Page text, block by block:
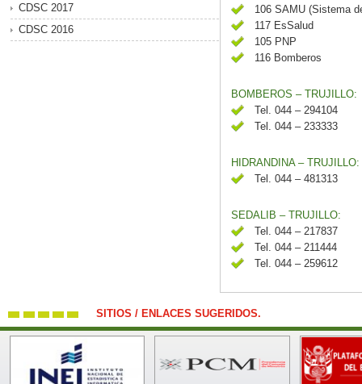
CDSC 2017
CDSC 2016
106 SAMU (Sistema
117 EsSalud
105 PNP
116 Bomberos
BOMBEROS – TRUJILLO:
Tel. 044 – 294104
Tel. 044 – 233333
HIDRANDINA – TRUJILLO:
Tel. 044 – 481313
SEDALIB – TRUJILLO:
Tel. 044 – 217837
Tel. 044 – 211444
Tel. 044 – 259612
SITIOS / ENLACES SUGERIDOS.